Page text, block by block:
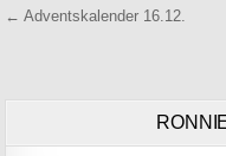
← Adventskalender 16.12.